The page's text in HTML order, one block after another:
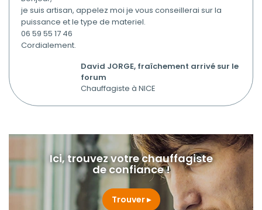
je suis artisan, appelez moi je vous conseillerai sur la
puissance et le type de materiel.
06 59 55 17 46
Cordialement.
David JORGE, fraîchement arrivé sur le
forum
Chauffagiste à NICE
Ici, trouvez votre chauffagiste
de confiance !
Trouver